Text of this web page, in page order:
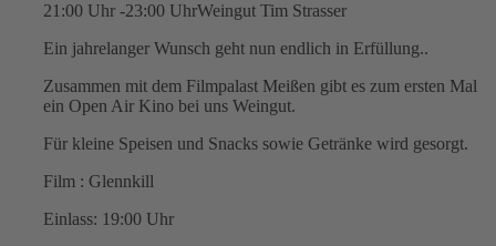
21:00 Uhr -23:00 UhrWeingut Tim Strasser
Ein jahrelanger Wunsch geht nun endlich in Erfüllung..
Zusammen mit dem Filmpalast Meißen gibt es zum ersten Mal
ein Open Air Kino bei uns Weingut.
Für kleine Speisen und Snacks sowie Getränke wird gesorgt.
Film : Glennkill
Einlass: 19:00 Uhr